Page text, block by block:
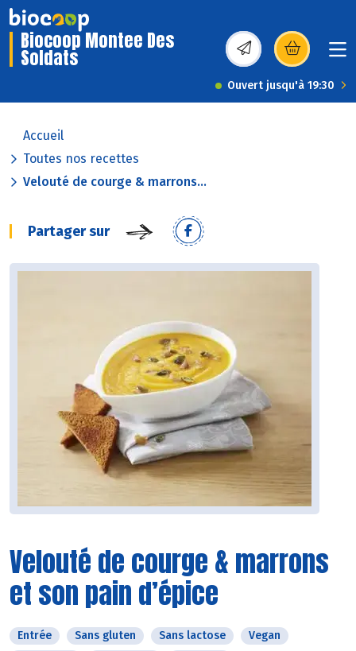
Biocoop Montee Des
Soldats (s’ouvre dans une
Ouvert jusqu'à 19:30
Accueil
Toutes nos recettes
Velouté de courge & marrons...
Partager sur
Velouté de courge & marrons
et son pain d’épice
Entrée Sans gluten Sans lactose
Vegan